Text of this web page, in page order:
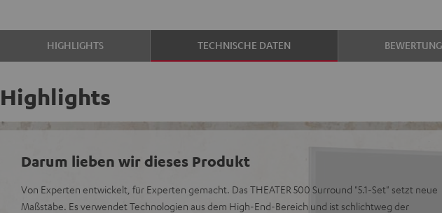
HIGHLIGHTS TECHNISCHE DATEN
Highlights
Darum lieben wir dieses Produkt
Von Experten entwickelt, für Experten gemacht. Das THEATER 500 Surround "5.1-Set" setzt neue
Maßstäbe. Es verwendet Technologien aus dem High-End-Bereich und ist schlichtweg der